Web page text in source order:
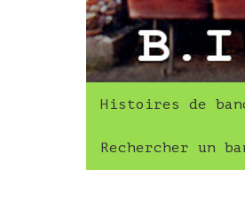
Histoires de
Rechercher un